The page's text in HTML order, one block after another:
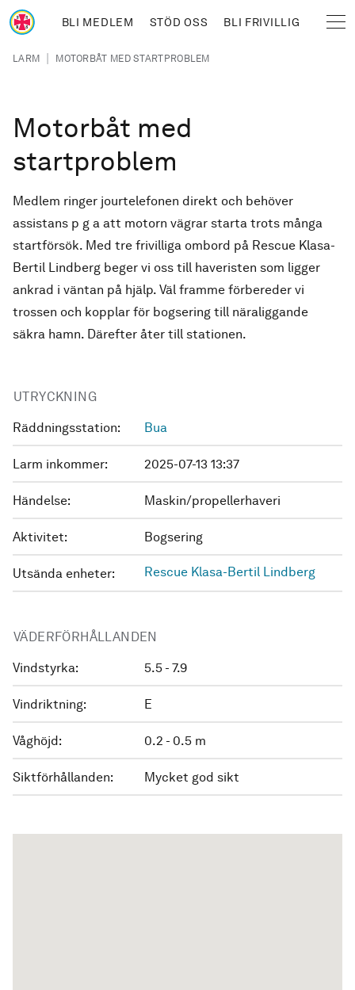
Hoppa till huvudinnehåll
BLI MEDLEM STÖD OSS BLI FRIVILLIG
Länkstig
LARM | MOTORBÅT MED STARTPROBLEM
Motorbåt med
startproblem
Medlem ringer jourtelefonen direkt och behöver
assistans p g a att motorn vägrar starta trots många
startförsök. Med tre frivilliga ombord på Rescue Klasa-
Bertil Lindberg beger vi oss till haveristen som ligger
ankrad i väntan på hjälp. Väl framme förbereder vi
trossen och kopplar för bogsering till näraliggande
säkra hamn. Därefter åter till stationen.
UTRYCKNING
Räddningsstation: Bua
Larm inkommer: 2025-07-13 13:37
Händelse: Maskin/propellerhaveri
Aktivitet: Bogsering
Utsända enheter: Rescue Klasa-Bertil Lindberg
VÄDERFÖRHÅLLANDEN
Vindstyrka: 5.5 - 7.9
Vindriktning: E
Våghöjd: 0.2 - 0.5 m
Siktförhållanden: Mycket god sikt